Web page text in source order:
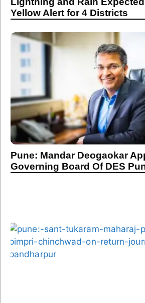
Yellow Alert for 4 Districts
Pune: Mandar Deogaokar
Governing Board Of DES